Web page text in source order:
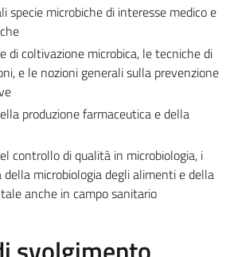
specie microbiche di interesse medico e
di coltivazione microbica, le tecniche di
e le nozioni generali sulla prevenzione
produzione farmaceutica e della
controllo di qualità in microbiologia, i
della microbiologia degli alimenti e della
anche in campo sanitario